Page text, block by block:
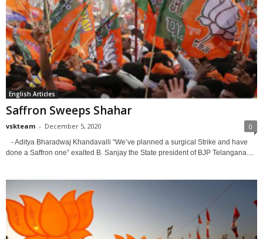
English Articles
Saffron Sweeps Shahar
vskteam - December 5, 2020 0
- Aditya Bharadwaj Khandavalli “We’ve planned a surgical Strike and have
done a Saffron one” exalted B. Sanjay the State president of BJP Telangana....